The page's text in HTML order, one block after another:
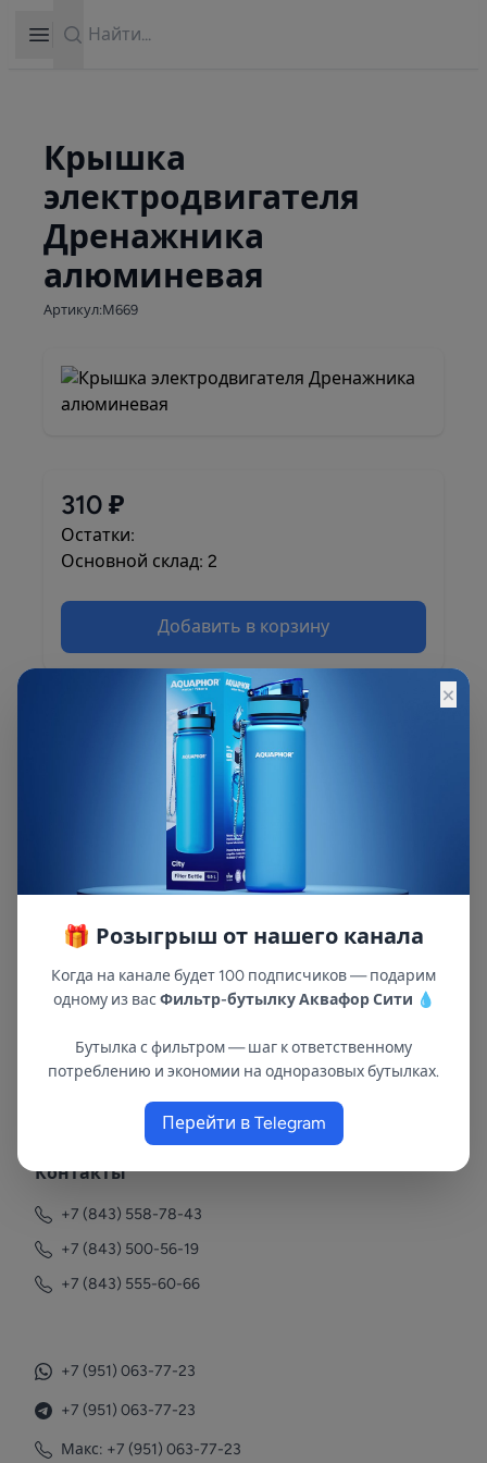
Open sidebar
Крышка
электродвигателя
Дренажника
алюминевая
Артикул:М669
310 ₽
Остатки:
Основной склад: 2
Добавить в корзину
Описание и характеристики смотрите на
В республиках Татарстан и Марий Эл
с 2002 года.
Контакты
+7 (843) 558-78-43
+7 (843) 500-56-19
+7 (843) 555-60-66
+7 (951) 063-77-23
+7 (951) 063-77-23
Макс: +7 (951) 063-77-23
×
🎁 Розыгрыш от нашего канала
Когда на канале будет 100 подписчиков — подарим
одному из вас Фильтр-бутылку Аквафор Сити 💧
Бутылка с фильтром — шаг к ответственному
потреблению и экономии на одноразовых бутылках.
Перейти в Telegram